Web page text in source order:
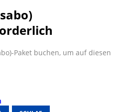
Paket buchen, um auf diesen